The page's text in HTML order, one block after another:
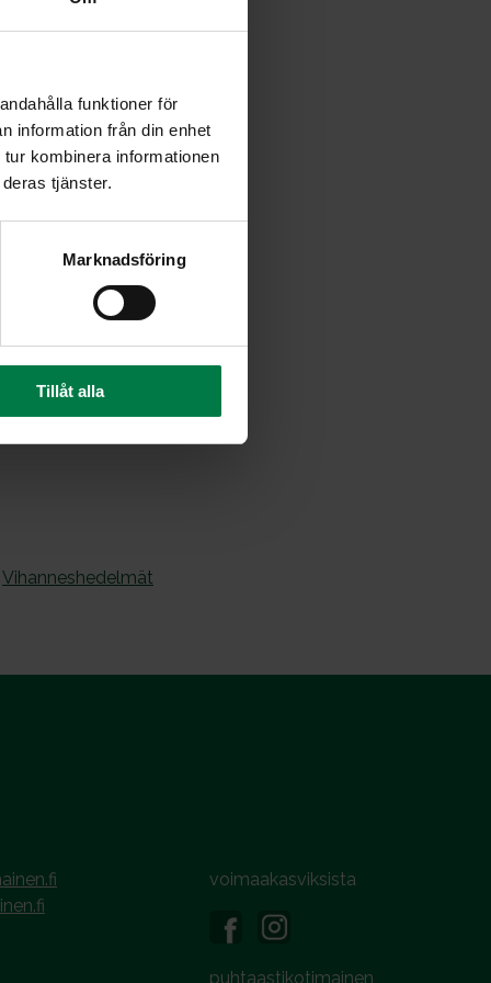
funktioner för
information från din enhet
kombinera informationen
tjänster.
Marknadsföring
Tillåt alla
silpuksi. Sekoita
Lisää seos kermaviiliin ja
ja
Vihanneshedelmät
voimaakasviksista
puhtaastikotimainen